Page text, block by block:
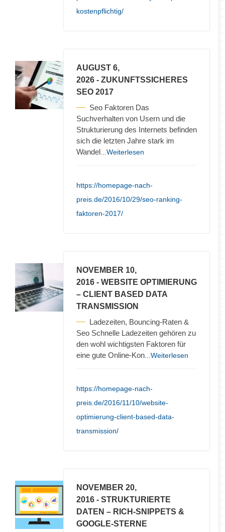
kostenpflichtig/
AUGUST 6,
2026 - ZUKUNFTSSICHERES
SEO 2017
Seo Faktoren Das
Suchverhalten von Usern und die
Strukturierung des Internets befinden
sich die letzten Jahre stark im
Wandel ...Weiterlesen
https://homepage-nach-
preis.de/2016/10/29/seo-ranking-
faktoren-2017/
NOVEMBER 10,
2016 - WEBSITE OPTIMIERUNG
– CLIENT BASED DATA
TRANSMISSION
Ladezeiten, Bouncing-Raten &
Seo Schnelle Ladezeiten gehören zu
den wohl wichtigsten Faktoren für
eine gute Online-Kon ...Weiterlesen
https://homepage-nach-
preis.de/2016/11/10/website-
optimierung-client-based-data-
transmission/
NOVEMBER 20,
2016 - STRUKTURIERTE
DATEN – RICH-SNIPPETS &
GOOGLE-STERNE